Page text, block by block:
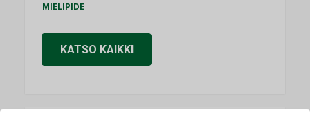
MIELIPIDE
KATSO KAIKKI